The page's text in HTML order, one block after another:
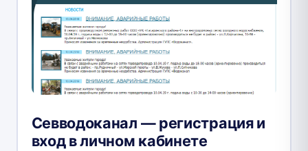
Севводоканал — регистрация и
вход в личном кабинете